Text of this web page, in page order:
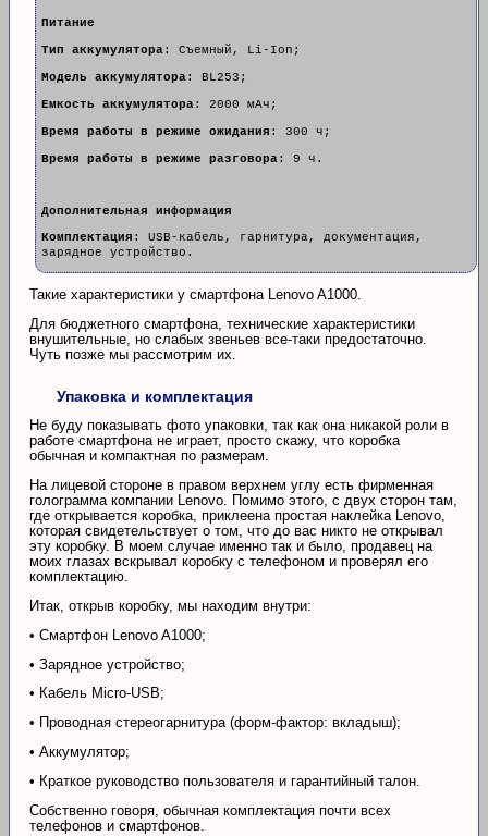
Питание
Тип аккумулятора: Съемный, Li-Ion;
Модель аккумулятора: BL253;
Емкость аккумулятора: 2000 мАч;
Время работы в режиме ожидания : 300 ч;
Время работы в режиме разговора: 9 ч.
Дополнительная информация
Комплектация : USB-кабель, гарнитура, документация,
зарядное устройство.
Такие характеристики у смартфона Lenovo A1000.
Для бюджетного смартфона, технические характеристики
внушительные, но слабых звеньев все-таки предостаточно.
Чуть позже мы рассмотрим их.
Упаковка и комплектация
Не буду показывать фото упаковки, так как она никакой роли в
работе смартфона не играет, просто скажу, что коробка
обычная и компактная по размерам.
На лицевой стороне в правом верхнем углу есть фирменная
голограмма компании Lenovo. Помимо этого, с двух сторон там,
где открывается коробка, приклеена простая наклейка Lenovo,
которая свидетельствует о том, что до вас никто не открывал
эту коробку. В моем случае именно так и было, продавец на
моих глазах вскрывал коробку с телефоном и проверял его
комплектацию.
Итак, открыв коробку, мы находим внутри:
• Смартфон Lenovo A1000;
• Зарядное устройство;
• Кабель Micro-USB;
• Проводная стереогарнитура (форм-фактор: вкладыш);
• Аккумулятор;
• Краткое руководство пользователя и гарантийный талон.
Собственно говоря, обычная комплектация почти всех
телефонов и смартфонов.